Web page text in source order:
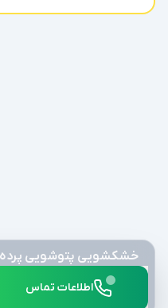
اطلاعات تماس